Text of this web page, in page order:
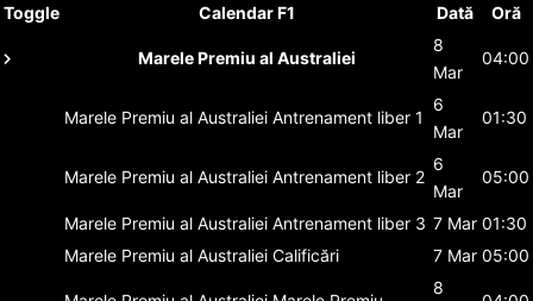
Toggle Calendar F1 Dată Oră
Marele Premiu al Australiei
8
Mar
04:00
Marele Premiu al Australiei Antrenament liber 1
6
Mar
01:30
Marele Premiu al Australiei Antrenament liber 2
6
Mar
05:00
Marele Premiu al Australiei Antrenament liber 3 7 Mar 01:30
Marele Premiu al Australiei Calificări 7 Mar 05:00
8